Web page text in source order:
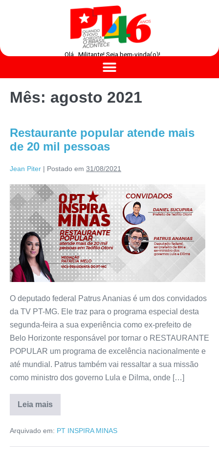
Olá , Militante! Seja bem-vinda(o)!
Mês: agosto 2021
Restaurante popular atende mais
de 20 mil pessoas
Jean Piter | Postado em 31/08/2021
O deputado federal Patrus Ananias é um dos convidados
da TV PT-MG. Ele traz para o programa especial desta
segunda-feira a sua experiência como ex-prefeito de
Belo Horizonte responsável por tornar o RESTAURANTE
POPULAR um programa de excelência nacionalmente e
até mundial. Patrus também vai ressaltar a sua missão
como ministro dos governo Lula e Dilma, onde […]
Leia mais
Arquivado em: PT INSPIRA MINAS